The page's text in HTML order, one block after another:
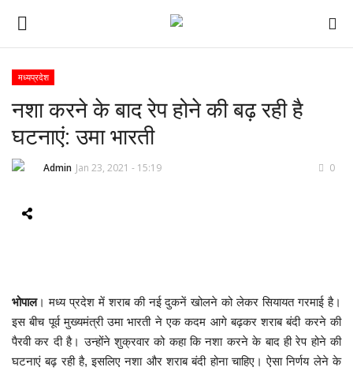
ई-पेपर
होम
देश
दुनिया
मध्यप्रदेश
नशा करने के बाद रेप होने की बढ़ रही है
घटनाएं: उमा भारती
Admin Jan 23, 2021 - 15:19 0
भोपाल। मध्य प्रदेश में शराब की नई दुकनें खोलने को लेकर सियायत गरमाई है।
इस बीच पूर्व मुख्यमंत्री उमा भारती ने एक कदम आगे बढ़कर शराब बंदी करने की
पैरवी कर दी है। उन्होंने शुक्रवार को कहा कि नशा करने के बाद ही रेप होने की
घटनाएं बढ़ रही है, इसलिए नशा और शराब बंदी होना चाहिए। ऐसा निर्णय लेने के